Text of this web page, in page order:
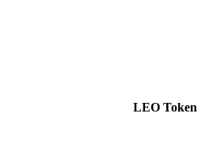
LEO Token